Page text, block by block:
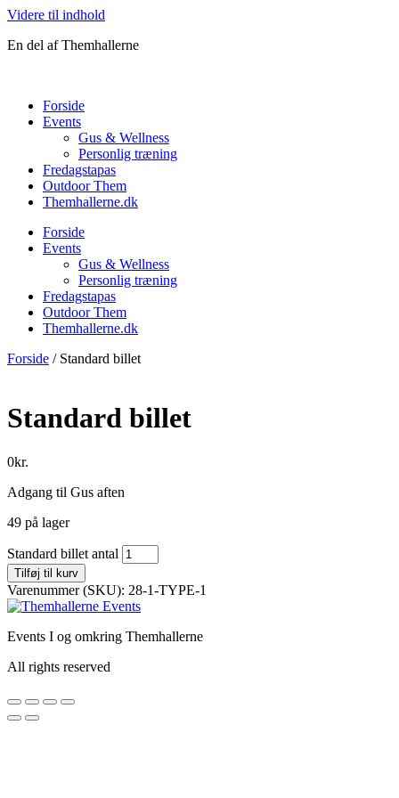
Videre til indhold
En del af Themhallerne
Forside
Events
Gus & Wellness
Personlig træning
Fredagstapas
Outdoor Them
Themhallerne.dk
Forside
Events
Gus & Wellness
Personlig træning
Fredagstapas
Outdoor Them
Themhallerne.dk
Forside / Standard billet
Standard billet
0kr.
Adgang til Gus aften
49 på lager
Standard billet antal
Tilføj til kurv
Varenummer (SKU): 28-1-TYPE-1
Events I og omkring Themhallerne
All rights reserved